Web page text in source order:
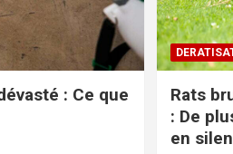
: Ce que
Rats
: De
en